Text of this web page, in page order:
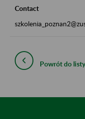
Contact
Powrót do listy